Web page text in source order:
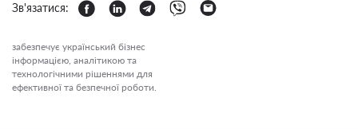
Зв'язатися:
забезпечує український бізнес
інформацією, аналітикою та
технологічними рішеннями для
ефективної та безпечної роботи.